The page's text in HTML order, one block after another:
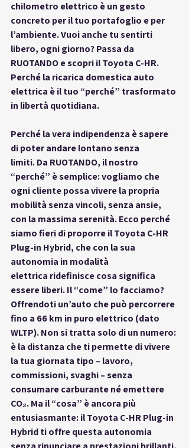
chilometro elettrico è un gesto
concreto per il tuo portafoglio e per
l’ambiente. Vuoi anche tu sentirti
libero, ogni giorno? Passa da
RUOTANDO e scopri il Toyota C-HR.
Perché la ricarica domestica auto
elettrica è il tuo “perché” trasformato
in libertà quotidiana.
Perché la vera indipendenza è sapere
di poter andare lontano senza
limiti. Da RUOTANDO, il nostro
“perché” è semplice: vogliamo che
ogni cliente possa vivere la propria
mobilità senza vincoli, senza ansie,
con la massima serenità. Ecco perché
siamo fieri di proporre il Toyota C-HR
Plug-in Hybrid, che con la sua
autonomia in modalità
elettrica ridefinisce cosa significa
essere liberi. Il “come” lo facciamo?
Offrendoti un’auto che può percorrere
fino a 66 km in puro elettrico (dato
WLTP). Non si tratta solo di un numero:
è la distanza che ti permette di vivere
la tua giornata tipo – lavoro,
commissioni, svaghi – senza
consumare carburante né emettere
CO₂. Ma il “cosa” è ancora più
entusiasmante: il Toyota C-HR Plug-in
Hybrid ti offre questa autonomia